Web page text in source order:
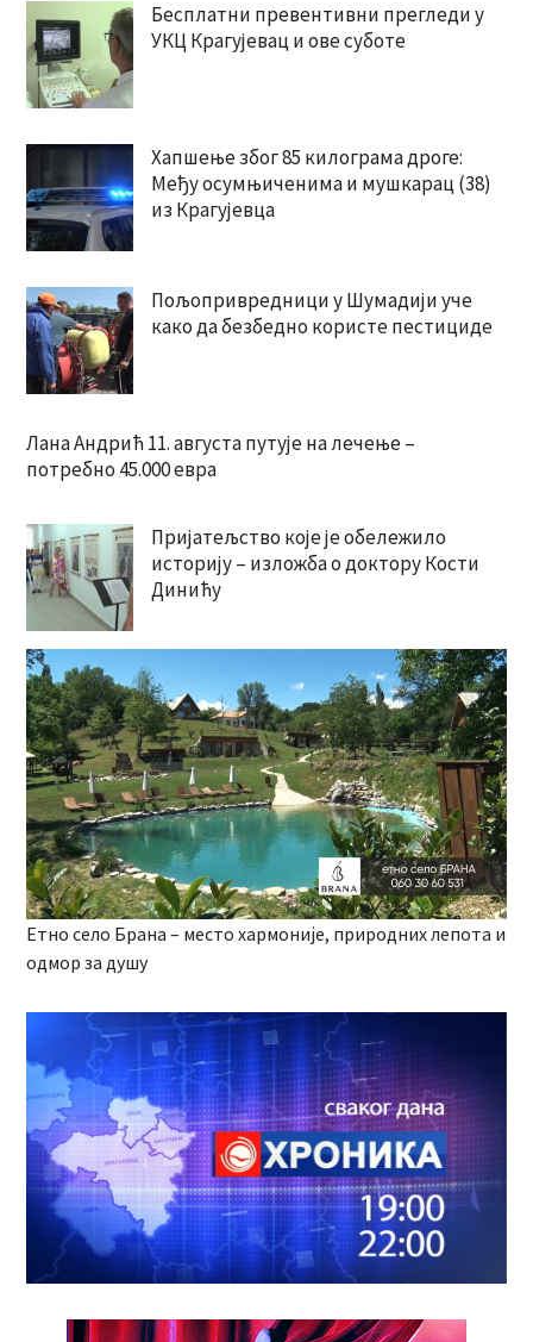
Бесплатни превентивни прегледи у
УКЦ Крагујевац и ове суботе
Хапшење због 85 килограма дроге:
Међу осумњиченима и мушкарац (38)
из Крагујевца
Пољопривредници у Шумадији уче
како да безбедно користе пестициде
Лана Андрић 11. августа путује на лечење –
потребно 45.000 евра
Пријатељство које је обележило
историју – изложба о доктору Кости
Динићу
Етно село Брана – место хармоније, природних лепота и
одмор за душу